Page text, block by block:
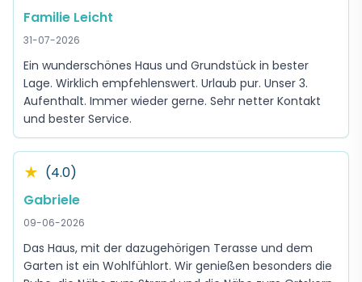
Familie Leicht
31-07-2026
Ein wunderschönes Haus und Grundstück in bester
Lage. Wirklich empfehlenswert. Urlaub pur. Unser 3.
Aufenthalt. Immer wieder gerne. Sehr netter Kontakt
und bester Service.
★ (4.0)
Gabriele
09-06-2026
Das Haus, mit der dazugehörigen Terasse und dem
Garten ist ein Wohlfühlort. Wir genießen besonders die